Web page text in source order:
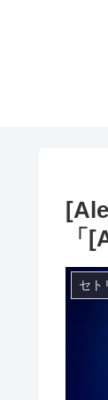
「
セト